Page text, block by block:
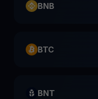
BNB
BTC
BNT